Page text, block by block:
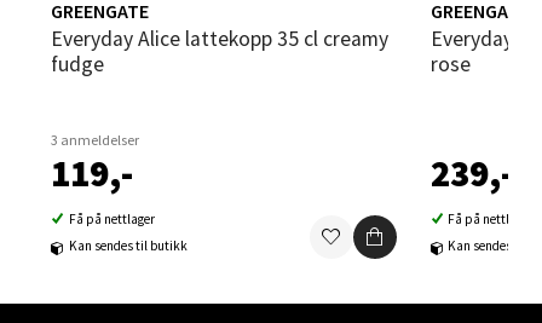
GREENGATE
Everyday Alice lattekopp 35 cl creamy
fudge
3 anmeldelser
119,-
Få på nettlager
Kan sendes til butikk
GREENGATE
Everyday Alice tekopp 40 cl vintage
rose
239,-
Få på nettlager
Kan sendes til
0 i butikk
Strømmen - Thon Senter Strømmen
Åpent i dag 10-21